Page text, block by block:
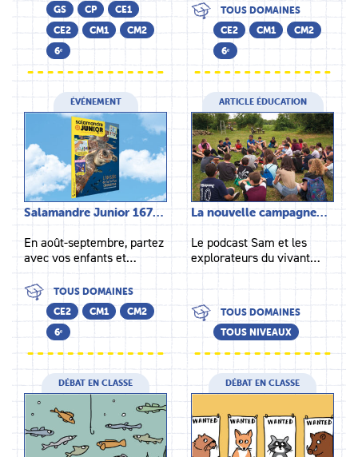
GS
CP
CE1
CE2
CM1
CM2
6ᵉ
TOUS DOMAINES
CE2
CM1
CM2
6ᵉ
ÉVÉNEMENT
Salamandre Junior 167…
En août-septembre, partez
avec vos enfants et…
TOUS DOMAINES
CE2
CM1
CM2
6ᵉ
ARTICLE ÉDUCATION
La nouvelle campagne…
Le podcast Sam et les
explorateurs du vivant…
TOUS DOMAINES
TOUS NIVEAUX
DÉBAT EN CLASSE DÉBAT EN CLASSE